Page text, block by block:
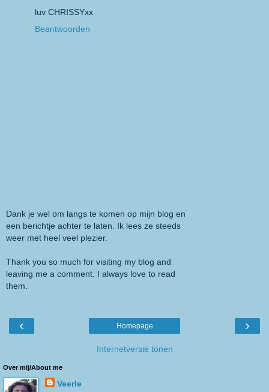
luv CHRISSYxx
Beantwoorden
Dank je wel om langs te komen op mijn blog en
een berichtje achter te laten. Ik lees ze steeds
weer met heel veel plezier.
Thank you so much for visiting my blog and
leaving me a comment. I always love to read
them.
‹ ›
Homepage
Internetversie tonen
Over mij/About me
Veerle